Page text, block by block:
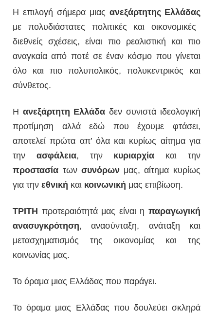
Η επιλογή σήμερα μιας ανεξάρτητης Ελλάδας
με πολυδιάστατες πολιτικές και οικονομικές
διεθνείς σχέσεις, είναι πιο ρεαλιστική και πιο
αναγκαία από ποτέ σε έναν κόσμο που γίνεται
όλο και πιο πολυπολικός, πολυκεντρικός και
σύνθετος.
Ηανεξάρτητη Ελλάδα δεν συνιστά ιδεολογική
προτίμηση αλλά εδώ που έχουμε φτάσει,
αποτελεί πρώτα απ’ όλα και κυρίως αίτημα για
την ασφάλεια, την κυριαρχία και την
προστασία των συνόρωνμας, αίτημα κυρίως
για τηνεθνική και κοινωνική μας επιβίωση.
ΤΡΙΤΗ προτεραιότητά μας είναι η παραγωγική
ανασυγκρότηση, ανασύνταξη, ανάταξη και
μετασχηματισμός της οικονομίας και της
κοινωνίας μας.
Το όραμα μιας Ελλάδας που παράγει.
Το όραμα μιας Ελλάδας που δουλεύει σκληρά